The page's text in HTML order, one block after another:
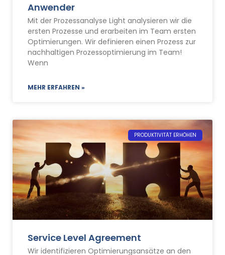
Anwender
Mit der Prozessanalyse Light analysieren wir die
ersten Prozesse und erarbeiten im Team ersten
Optimierungen. Wir definieren einen Prozess zur
nachhaltigen Prozessoptimierung im Team!
Wenn
MEHR ERFAHREN »
PRODUKTIVITÄT ERHÖHEN
Service Level Agreement
Wir identifizieren Optimierungsansätze an den